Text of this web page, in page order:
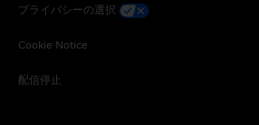
プライバシーの選択
Cookie Notice
配信停止